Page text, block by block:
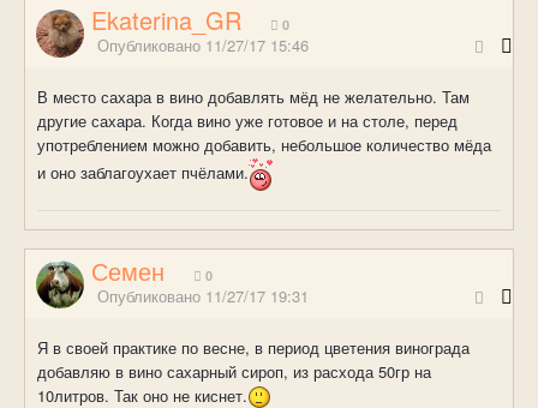
Ekaterina_GR 0
Опубликовано 11/27/17 15:46
В место сахара в вино добавлять мёд не желательно. Там
другие сахара. Когда вино уже готовое и на столе, перед
употреблением можно добавить, небольшое количество мёда
и оно заблагоухает пчёлами.
Семен 0
Опубликовано 11/27/17 19:31
Я в своей практике по весне, в период цветения винограда
добавляю в вино сахарный сироп, из расхода 50гр на
10литров. Так оно не киснет.